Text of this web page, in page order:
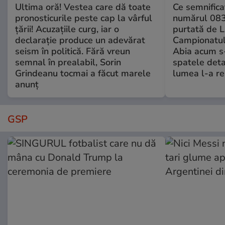
Ultima oră! Vestea care dă toate
pronosticurile peste cap la vârful
țării! Acuzațiile curg, iar o
declarație produce un adevărat
seism în politică. Fără vreun
semnal în prealabil, Sorin
Grindeanu tocmai a făcut marele
anunț
Ce
numărul
purtată de
Abia acum
spatele
lumea l-a
GSP